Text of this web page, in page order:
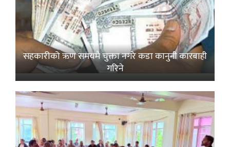
सहकारीको ऋण समयमै चुक्ता नगरे कडा कानुनी कारबाही
गरिने